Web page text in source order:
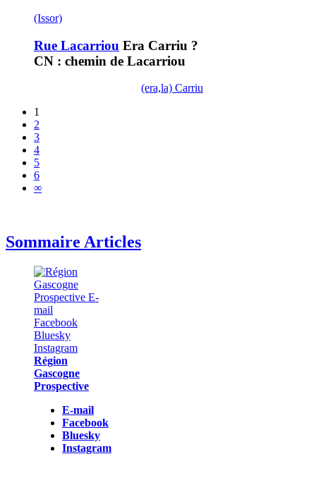
(Issor)
Rue Lacarriou Era Carriu ?
CN : chemin de Lacarriou
(era,la) Carriu
1
2
3
4
5
6
∞
Sommaire Articles
Région
Gascogne
Prospective
E-mail
Facebook
Bluesky
Instagram